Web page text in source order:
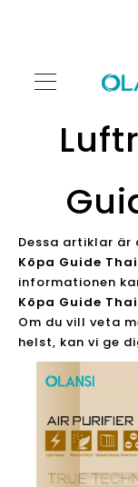
Dessa artiklar
Köpa Guide
informationen
Köpa Guide
Om du vill veta
helst, kan vi ge